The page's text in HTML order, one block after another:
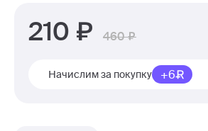
210 460
Начислим за покупку +6